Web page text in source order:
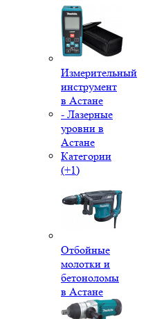
Измерительный
инструмент
в Астане
- Лазерные
уровни в
Астане
Категории
(+1)
Отбойные
молотки и
бетоноломы
в Астане